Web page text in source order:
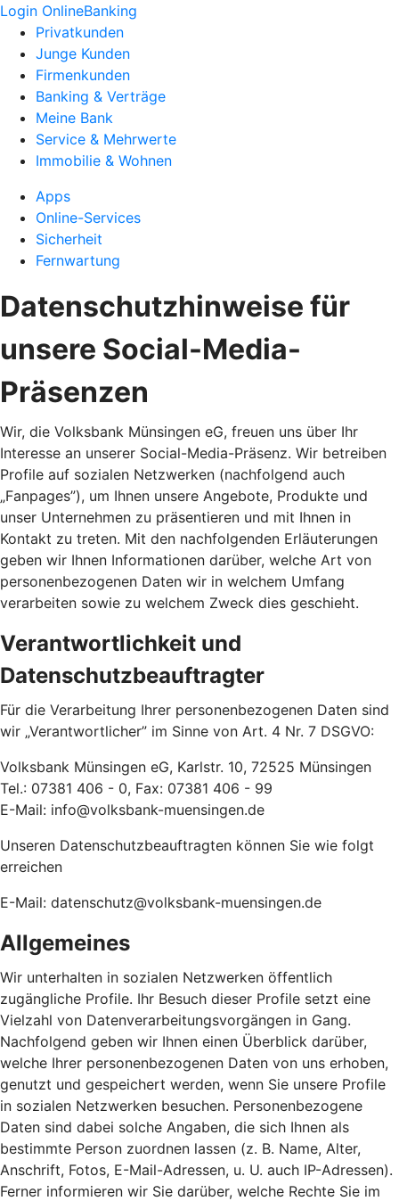
Login OnlineBanking
Privatkunden
Junge Kunden
Firmenkunden
Banking & Verträge
Meine Bank
Service & Mehrwerte
Immobilie & Wohnen
Apps
Online-Services
Sicherheit
Fernwartung
Datenschutzhinweise für
unsere Social-Media-
Präsenzen
Wir, die Volksbank Münsingen eG, freuen uns über Ihr
Interesse an unserer Social-Media-Präsenz. Wir betreiben
Profile auf sozialen Netzwerken (nachfolgend auch
„Fanpages”), um Ihnen unsere Angebote, Produkte und
unser Unternehmen zu präsentieren und mit Ihnen in
Kontakt zu treten. Mit den nachfolgenden Erläuterungen
geben wir Ihnen Informationen darüber, welche Art von
personenbezogenen Daten wir in welchem Umfang
verarbeiten sowie zu welchem Zweck dies geschieht.
Verantwortlichkeit und
Datenschutzbeauftragter
Für die Verarbeitung Ihrer personenbezogenen Daten sind
wir „Verantwortlicher” im Sinne von Art. 4 Nr. 7 DSGVO:
Volksbank Münsingen eG, Karlstr. 10, 72525 Münsingen
Tel.: 07381 406 - 0, Fax: 07381 406 - 99
E-Mail: info@volksbank-muensingen.de
Unseren Datenschutzbeauftragten können Sie wie folgt
erreichen
E-Mail: datenschutz@volksbank-muensingen.de
Allgemeines
Wir unterhalten in sozialen Netzwerken öffentlich
zugängliche Profile. Ihr Besuch dieser Profile setzt eine
Vielzahl von Datenverarbeitungsvorgängen in Gang.
Nachfolgend geben wir Ihnen einen Überblick darüber,
welche Ihrer personenbezogenen Daten von uns erhoben,
genutzt und gespeichert werden, wenn Sie unsere Profile
in sozialen Netzwerken besuchen. Personenbezogene
Daten sind dabei solche Angaben, die sich Ihnen als
bestimmte Person zuordnen lassen (z. B. Name, Alter,
Anschrift, Fotos, E-Mail-Adressen, u. U. auch IP-Adressen).
Ferner informieren wir Sie darüber, welche Rechte Sie im